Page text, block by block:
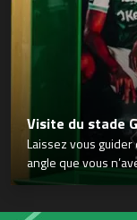
Visite du stade
Laissez vous
angle que vous